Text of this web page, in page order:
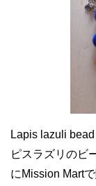
Lapis lazuli
ピスラズリのビ
にMission Mart